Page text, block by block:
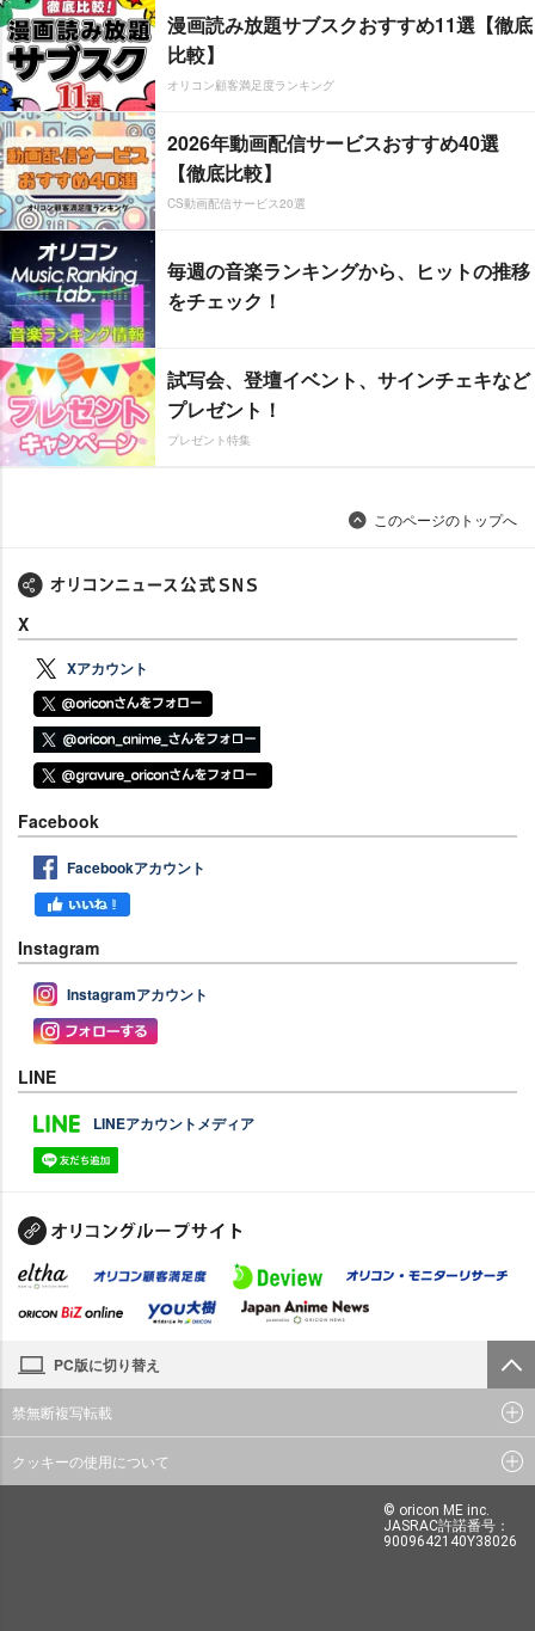
漫画読み放題サブスクおすすめ11選【徹底
比較】
オリコン顧客満足度ランキング
2026年動画配信サービスおすすめ40選
【徹底比較】
CS動画配信サービス20選
毎週の音楽ランキングから、ヒットの推移
をチェック！
試写会、登壇イベント、サインチェキなど
プレゼント！
プレゼント特集
このページのトップへ
X
Xアカウント
Facebook
Facebookアカウント
Instagram
Instagramアカウント
LINE
LINEアカウントメディア
PC版に切り替え
禁無断複写転載
クッキーの使用について
© oricon ME inc.
JASRAC許諾番号：
9009642140Y38026